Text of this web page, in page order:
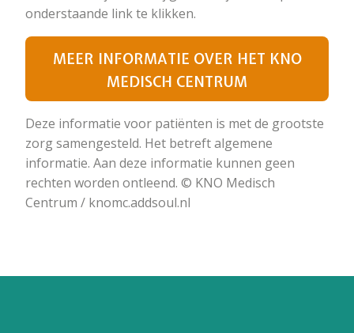
onderstaande link te klikken.
MEER INFORMATIE OVER HET KNO
MEDISCH CENTRUM
Deze informatie voor patiënten is met de grootste
zorg samengesteld. Het betreft algemene
informatie. Aan deze informatie kunnen geen
rechten worden ontleend. © KNO Medisch
Centrum / knomc.addsoul.nl